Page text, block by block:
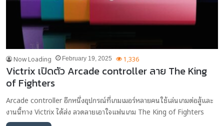
Now Loading February 19, 2025 1,336
Victrix เปิดตัว Arcade controller ลาย The King
of Fighters
Arcade controller อีกหนึ่งอุปกรณ์ที่เกมเมอร์หลายคนใช้เล่นเกมต่อสู้และ
งานนี้ทาง Victrix ได้ส่ง ลวดลายเอาใจแฟนเกม The King of Fighters